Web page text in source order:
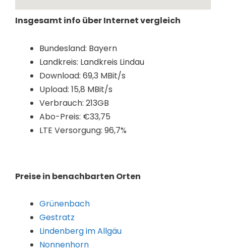
Insgesamt info über Internet vergleich
Bundesland: Bayern
Landkreis: Landkreis Lindau
Download: 69,3 MBit/s
Upload: 15,8 MBit/s
Verbrauch: 213GB
Abo-Preis: €33,75
LTE Versorgung: 96,7%
Preise in benachbarten Orten
Grünenbach
Gestratz
Lindenberg im Allgäu
Nonnenhorn